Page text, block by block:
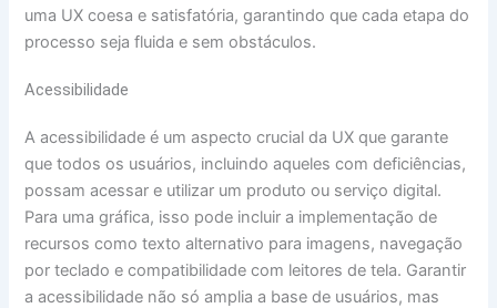
uma UX coesa e satisfatória, garantindo que cada etapa do
processo seja fluida e sem obstáculos.
Acessibilidade
A acessibilidade é um aspecto crucial da UX que garante
que todos os usuários, incluindo aqueles com deficiências,
possam acessar e utilizar um produto ou serviço digital.
Para uma gráfica, isso pode incluir a implementação de
recursos como texto alternativo para imagens, navegação
por teclado e compatibilidade com leitores de tela. Garantir
a acessibilidade não só amplia a base de usuários, mas